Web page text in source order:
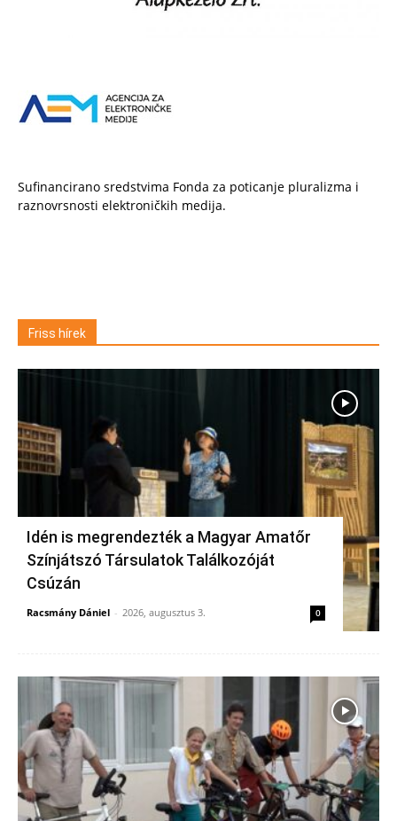
Sufinancirano sredstvima Fonda za poticanje pluralizma i
raznovrsnosti elektroničkih medija.
Friss hírek
Idén is megrendezték a Magyar Amatőr
Színjátszó Társulatok Találkozóját
Csúzán
Racsmány Dániel - 2026, augusztus 3. 0